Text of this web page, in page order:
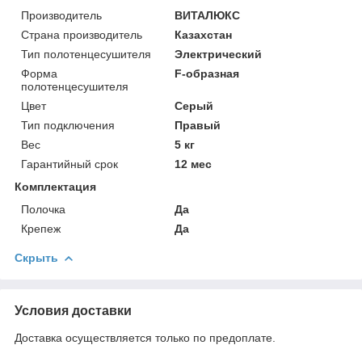
Производитель
ВИТАЛЮКС
Страна производитель
Казахстан
Тип полотенцесушителя
Электрический
Форма
полотенцесушителя
F-образная
Цвет
Серый
Тип подключения
Правый
Вес
5 кг
Гарантийный срок
12 мес
Комплектация
Полочка
Да
Крепеж
Да
Скрыть
Условия доставки
Доставка осуществляется только по предоплате.